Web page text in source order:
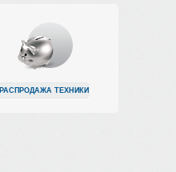
РАСПРОДАЖА ТЕХНИКИ